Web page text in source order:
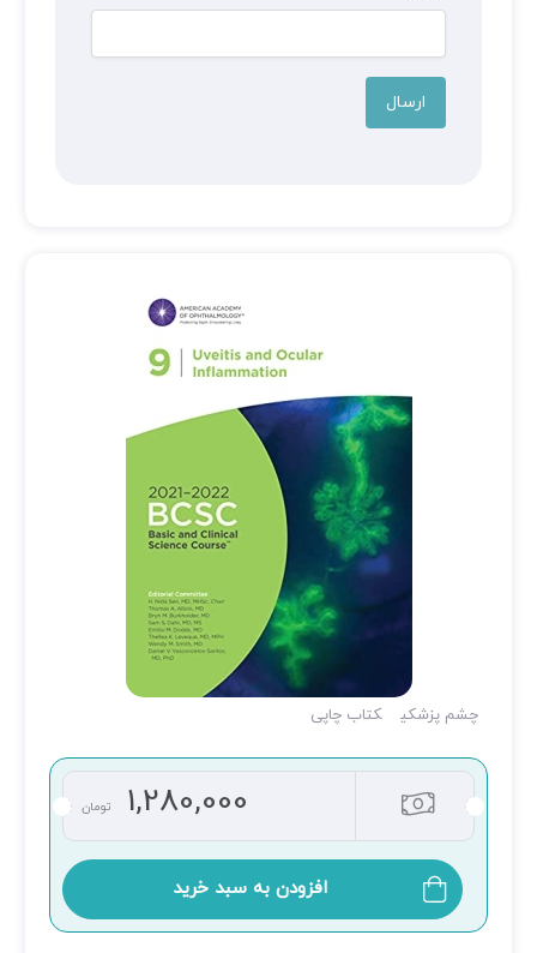
چشم پزشکی کتاب چاپی
1,280,000 تومان
افزودن به سبد خرید